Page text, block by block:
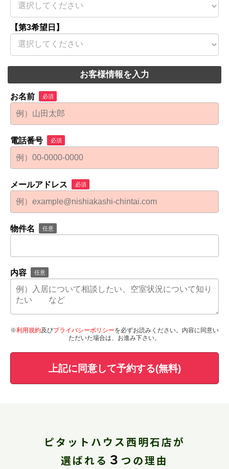
【第3希望日】
お客様情報を入力
お名前 必須
電話番号 必須
メールアドレス 必須
物件名 任意
内容 任意
※利用規約及びプライバシーポリシーを必ずお読みください。内容に同意い
ただいた場合は、お進み下さい。
上記に同意して予約する(無料)
ピタットハウス西明石店が
選ばれる ３ つの理由